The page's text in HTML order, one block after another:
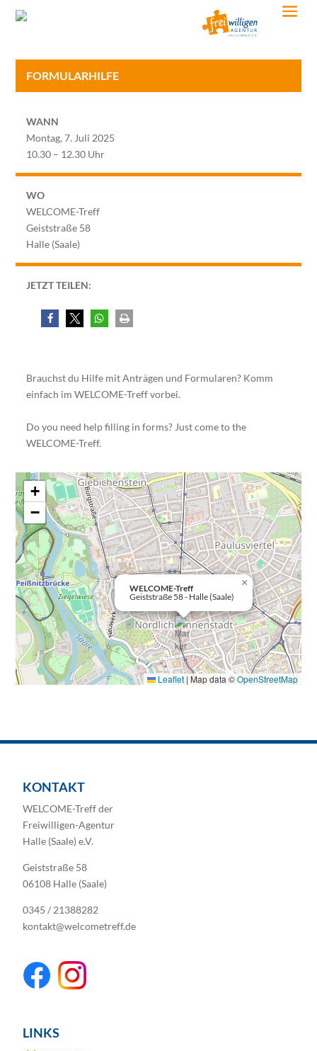
FORMULARHILFE
WANN
Montag, 7. Juli 2025
10.30 – 12.30 Uhr
WO
WELCOME-Treff
Geiststraße 58
Halle (Saale)
JETZT TEILEN:
Brauchst du Hilfe mit Anträgen und Formularen? Komm
einfach im WELCOME-Treff vorbei.
Do you need help filling in forms? Just come to the
WELCOME-Treff.
WELCOME-Treff
Geiststraße 58 - Halle (Saale)
×
+
−
Leaflet | Map data ©OpenStreetMap
KONTAKT
WELCOME-Treff der
Freiwilligen-Agentur
Halle (Saale) e.V.
Geiststraße 58
06108 Halle (Saale)
0345 / 21388282
kontakt@welcometreff.de
LINKS